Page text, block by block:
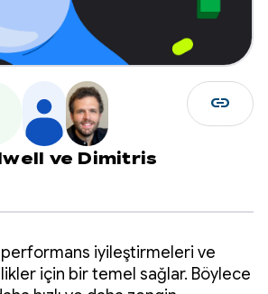
ve Dimitris
link
iyileştirmeleri ve
için bir temel sağlar. Böylece